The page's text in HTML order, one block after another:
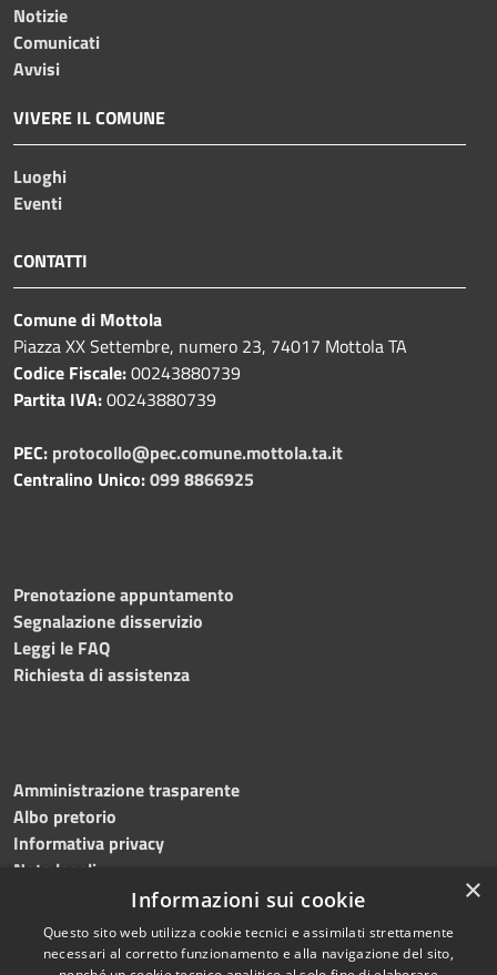
Notizie
Comunicati
Avvisi
VIVERE IL COMUNE
Luoghi
Eventi
CONTATTI
Comune di Mottola
Piazza XX Settembre, numero 23, 74017 Mottola TA
Codice Fiscale:00243880739
Partita IVA:00243880739
PEC: protocollo@pec.comune.mottola.ta.it
Centralino Unico:099 8866925
Prenotazione appuntamento
Segnalazione disservizio
Leggi le FAQ
Richiesta di assistenza
Amministrazione trasparente
Albo pretorio
Informativa privacy
Note legali
Dichiarazione di accessibilità
×
Informazioni sui cookie
Questo sito web utilizza cookie tecnici e assimilati strettamente
necessari al corretto funzionamento e alla navigazione del sito,